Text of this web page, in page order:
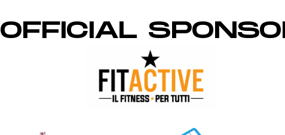
OFFICIAL